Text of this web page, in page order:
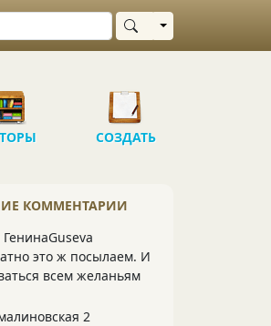
Выбрать область
СОЗДАТЬ
КОММЕНТАРИИ
ГенинаGuseva
это ж посылаем. И
всем желаньям
2